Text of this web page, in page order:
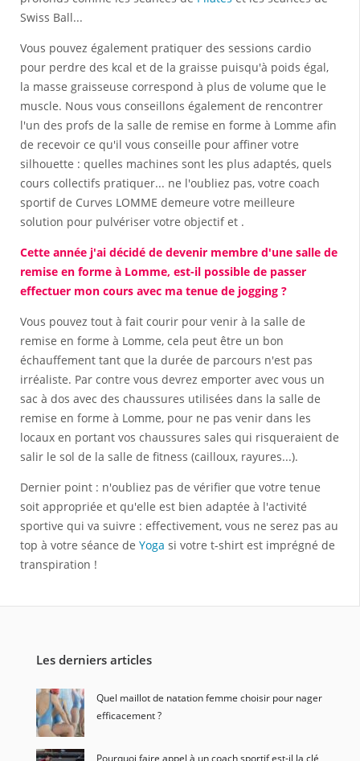
Swiss Ball...
Vous pouvez également pratiquer des sessions cardio
pour perdre des kcal et de la graisse puisqu'à poids égal,
la masse graisseuse correspond à plus de volume que le
muscle. Nous vous conseillons également de rencontrer
l'un des profs de la salle de remise en forme à Lomme afin
de recevoir ce qu'il vous conseille pour affiner votre
silhouette : quelles machines sont les plus adaptés, quels
cours collectifs pratiquer... ne l'oubliez pas, votre coach
sportif de Curves LOMME demeure votre meilleure
solution pour pulvériser votre objectif et .
Cette année j'ai décidé de devenir membre d'une salle de
remise en forme à Lomme, est-il possible de passer
effectuer mon cours avec ma tenue de jogging ?
Vous pouvez tout à fait courir pour venir à la salle de
remise en forme à Lomme, cela peut être un bon
échauffement tant que la durée de parcours n'est pas
irréaliste. Par contre vous devrez emporter avec vous un
sac à dos avec des chaussures utilisées dans la salle de
remise en forme à Lomme, pour ne pas venir dans les
locaux en portant vos chaussures sales qui risqueraient de
salir le sol de la salle de fitness (cailloux, rayures...).
Dernier point : n'oubliez pas de vérifier que votre tenue
soit appropriée et qu'elle est bien adaptée à l'activité
sportive qui va suivre : effectivement, vous ne serez pas au
top à votre séance de Yoga si votre t-shirt est imprégné de
transpiration !
Les derniers articles
Quel maillot de natation femme choisir pour nager
efficacement ?